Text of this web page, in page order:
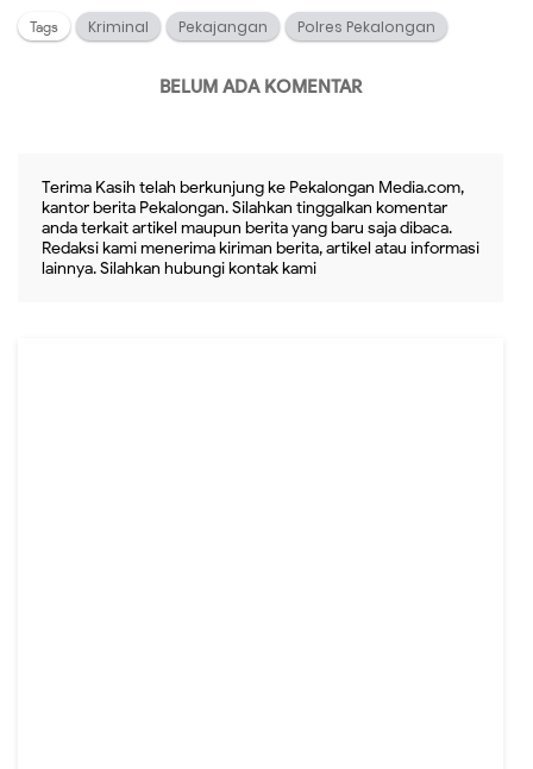
Tags Kriminal Pekajangan Polres Pekalongan
BELUM ADA KOMENTAR
Terima Kasih telah berkunjung ke Pekalongan Media.com,
kantor berita Pekalongan. Silahkan tinggalkan komentar
anda terkait artikel maupun berita yang baru saja dibaca.
Redaksi kami menerima kiriman berita, artikel atau informasi
lainnya. Silahkan hubungi kontak kami